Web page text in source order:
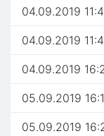
04.09.2019
04.09.2019
04.09.2019
05.09.2019
05.09.2019